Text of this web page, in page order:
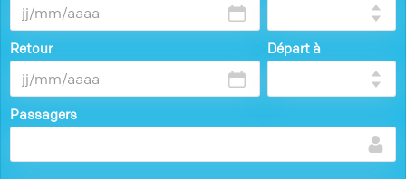
Retour Départ à
Passagers